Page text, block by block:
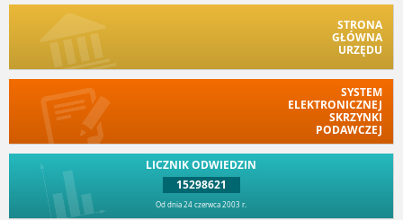
STRONA
GŁÓWNA
URZĘDU
SYSTEM
ELEKTRONICZNEJ
SKRZYNKI
PODAWCZEJ
LICZNIK ODWIEDZIN
15298621
Od dnia 24 czerwca 2003 r.